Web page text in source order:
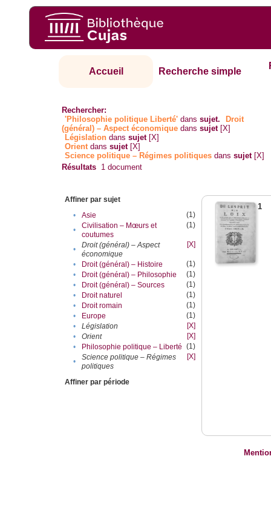
Accueil Recherche simple
Rechercher:
'Philosophie politique Liberté' danssujet.
Droit
(général) – Aspect économique danssujet [X]
Législation danssujet [X]
Orientdanssujet [X]
Science politique – Régimes politiques danssujet [X]
Résultats 1 document
Affiner par sujet
•
Asie
(1)
•
Civilisation – Mœurs et
coutumes
(1)
•
Droit (général) – Aspect
économique
[X]
• Droit (général) – Histoire
(1)
•
Droit (général) – Philosophie
(1)
•
Droit (général) – Sources
(1)
•
Droit naturel
(1)
•
Droit romain
(1)
•
Europe
(1)
•
Législation
[X]
•
Orient
[X]
•
Philosophie politique – Liberté (1)
•
Science politique – Régimes
politiques
[X]
Affiner par période
1